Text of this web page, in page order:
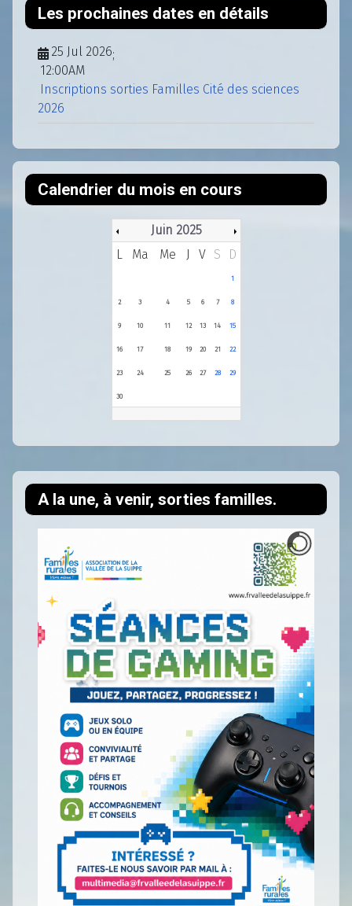
A la une, à venir, sorties familles.
Les prochaines dates en détails
25 Jul 2026;
12:00AM
Inscriptions sorties Familles Cité des sciences
2026
Calendrier du mois en cours
Juin 2025
L
Ma Me J V S D
1
2 3 4 5 6 7 8
9 10 11 12 13 14 15
16 17 18 19 20 21 22
23 24 25 26 27 28 29
30